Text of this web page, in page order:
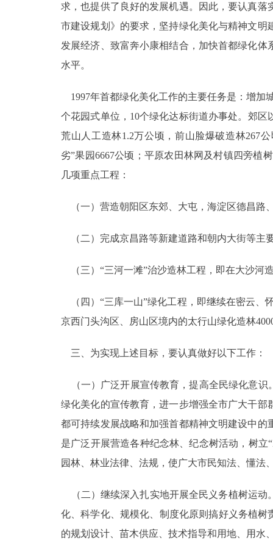
求，也提供了良好的发展机遇。因此，要认真
市建设规划》的要求，坚持绿化美化与精神文
发展经济、致富奔小康相结合，加快首都绿化
水平。
1997年首都绿化美化工作的主要任务是：增加
个花园式单位，10个绿化达标街道办事处。郊
荒山人工造林1.2万公顷，前山脸爆破造林267
劣”果园6667公顷；平原农田林网及村镇四旁植
几项重点工程：
（一）营造朝阳区东郊、大屯，海淀区德昌路
（二）完成京昌路等新建道路和朝内大街等主
（三）“三河一滩”治沙造林工程，即在大沙河
（四）“三库一山”绿化工程，即继续在密云、
京西门头沟区、房山区境内的太行山绿化造林
三、为实现上述目标，要认真做好以下工作：
（一）广泛开展宣传教育，提高全民绿化意识
绿化美化的宣传教育，进一步增强全市广大干
都可持续发展战略和加强首都精神文明建设中
是广泛开展营造各种纪念林、纪念树活动，树
园林、林业法律、法规，使广大市民知法、懂法
（二）继续深入扎实地开展全民义务植树运动
化、科学化、规模化、制度化原则搞好义务植
的规划设计、苗木供应、技术指导和用地、用水